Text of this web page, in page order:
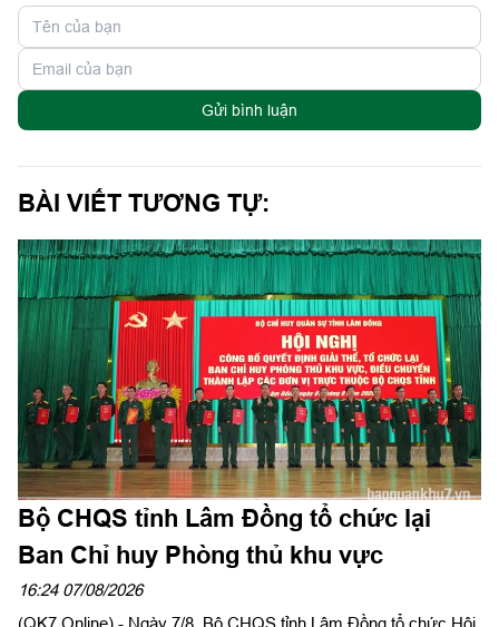
Gửi bình luận
BÀI VIẾT TƯƠNG TỰ:
Bộ CHQS tỉnh Lâm Đồng tổ chức lại
Ban Chỉ huy Phòng thủ khu vực
16:24 07/08/2026
(QK7 Online) - Ngày 7/8, Bộ CHQS tỉnh Lâm Đồng tổ chức Hội